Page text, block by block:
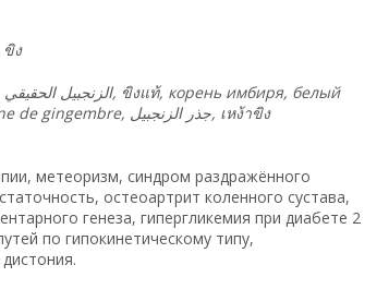
ขิง
Имбирь настоящий, Ginger, Echter Ingwer, Jengibre verdadero, Gingembre vrai, الزنجبيل الحقيقي, ขิงแท้, корень имбиря, белый
имбирь, жёлтый корень, ginger root, rhizoma zingiberis, ingwerwurzel, raíz de jengibre, racine de gingembre, جذر الزنجبيل, เหง้าขิง
метеоризм, синдром раздражённого
остеоартрит коленного сустава,
генеза, гипергликемия при диабете 2
по гипокинетическому типу,